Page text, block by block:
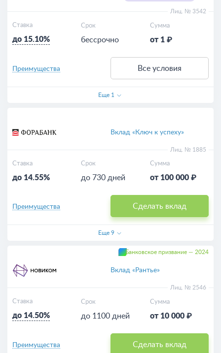
Лиц. № 3542
Ставка
до 15.10%
Срок
бессрочно
Сумма
от 1 ₽
Все условия
Преимущества
Еще 1
Вклад «Ключ к успеху»
Лиц. № 1885
Ставка
до 14.55%
Срок
до 730 дней
Сумма
от 100 000 ₽
Сделать вклад
Преимущества
Еще 9
Банковское призвание — 2024
Вклад «Рантье»
Лиц. № 2546
Ставка
до 14.50%
Срок
до 1100 дней
Сумма
от 10 000 ₽
Сделать вклад
Преимущества